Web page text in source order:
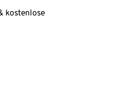
kostenlose